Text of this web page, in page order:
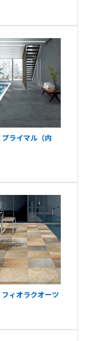
プライマル（内
フィオラクオーツ